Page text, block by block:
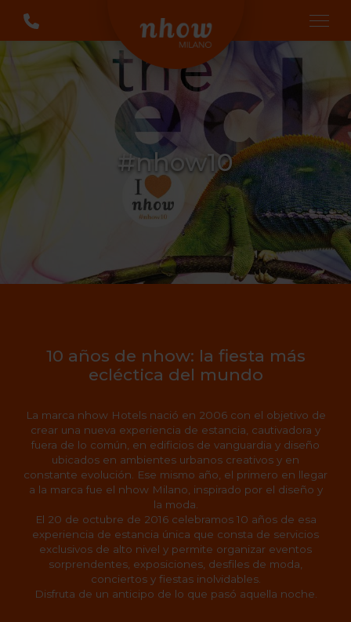
#nhow10
10 años de nhow: la fiesta más
ecléctica del mundo
La marca nhow Hotels nació en 2006 con el objetivo de
crear una nueva experiencia de estancia, cautivadora y
fuera de lo común, en edificios de vanguardia y diseño
ubicados en ambientes urbanos creativos y en
constante evolución. Ese mismo año, el primero en llegar
a la marca fue el nhow Milano, inspirado por el diseño y
la moda.
El 20 de octubre de 2016 celebramos 10 años de esa
experiencia de estancia única que consta de servicios
exclusivos de alto nivel y permite organizar eventos
sorprendentes, exposiciones, desfiles de moda,
conciertos y fiestas inolvidables.
Disfruta de un anticipo de lo que pasó aquella noche.